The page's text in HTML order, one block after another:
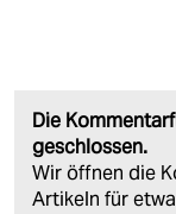
Die
geschlossen.
Wir öffnen die
Artikeln für